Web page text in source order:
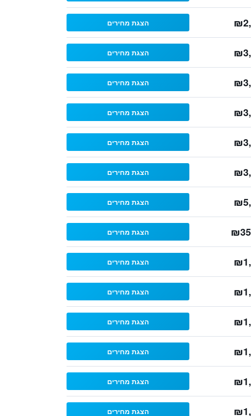
הצגת מחירים
הצגת מחירים
הצגת מחירים
הצגת מחירים
הצגת מחירים
הצגת מחירים
הצגת מחירים
הצגת מחירים
הצגת מחירים
הצגת מחירים
הצגת מחירים
הצגת מחירים
הצגת מחירים
הצגת מחירים